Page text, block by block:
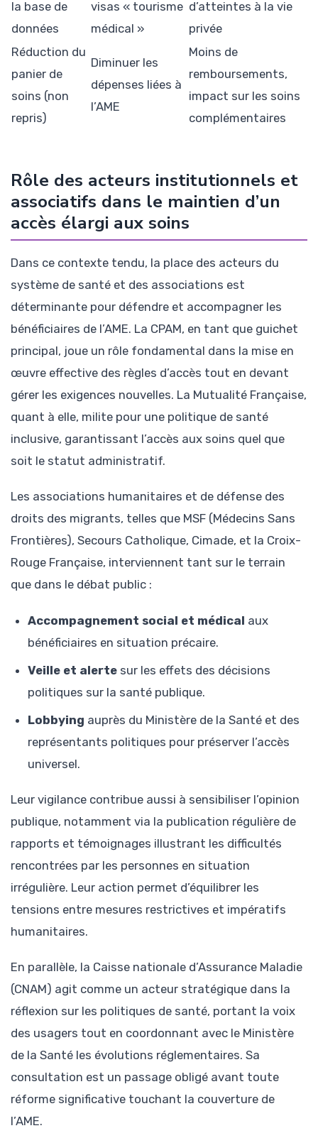
la base de
données
visas « tourisme
médical »
d’atteintes à la vie
privée
Réduction du
panier de
soins (non
repris)
Diminuer les
dépenses liées à
l’AME
Moins de
remboursements,
impact sur les soins
complémentaires
Rôle des acteurs institutionnels et
associatifs dans le maintien d’un
accès élargi aux soins
Dans ce contexte tendu, la place des acteurs du
système de santé et des associations est
déterminante pour défendre et accompagner les
bénéficiaires de l’AME. La CPAM, en tant que guichet
principal, joue un rôle fondamental dans la mise en
œuvre effective des règles d’accès tout en devant
gérer les exigences nouvelles. La Mutualité Française,
quant à elle, milite pour une politique de santé
inclusive, garantissant l’accès aux soins quel que
soit le statut administratif.
Les associations humanitaires et de défense des
droits des migrants, telles que MSF (Médecins Sans
Frontières), Secours Catholique, Cimade, et la Croix-
Rouge Française, interviennent tant sur le terrain
que dans le débat public :
Accompagnement social et médical aux
bénéficiaires en situation précaire.
Veille et alerte sur les effets des décisions
politiques sur la santé publique.
Lobbying auprès du Ministère de la Santé et des
représentants politiques pour préserver l’accès
universel.
Leur vigilance contribue aussi à sensibiliser l’opinion
publique, notamment via la publication régulière de
rapports et témoignages illustrant les difficultés
rencontrées par les personnes en situation
irrégulière. Leur action permet d’équilibrer les
tensions entre mesures restrictives et impératifs
humanitaires.
En parallèle, la Caisse nationale d’Assurance Maladie
(CNAM) agit comme un acteur stratégique dans la
réflexion sur les politiques de santé, portant la voix
des usagers tout en coordonnant avec le Ministère
de la Santé les évolutions réglementaires. Sa
consultation est un passage obligé avant toute
réforme significative touchant la couverture de
l’AME.